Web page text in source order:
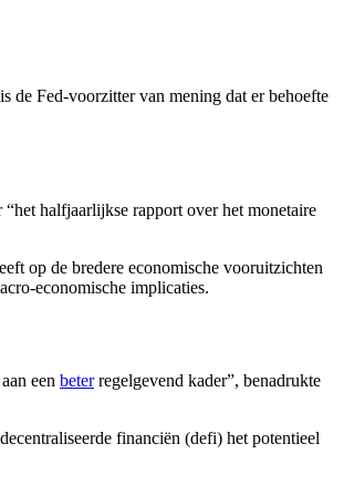
de Fed-voorzitter van mening dat er behoefte
halfjaarlijkse rapport over het monetaire
op de bredere economische vooruitzichten
economische implicaties.
een beterregelgevend kader”, benadrukte
financiën (defi) het potentieel